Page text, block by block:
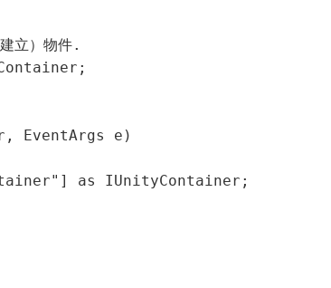
立）物件.
EventArgs e)
as IUnityContainer;